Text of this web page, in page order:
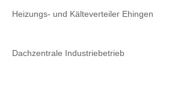
Heizungs- und Kälteverteiler Ehingen
Dachzentrale Industriebetrieb